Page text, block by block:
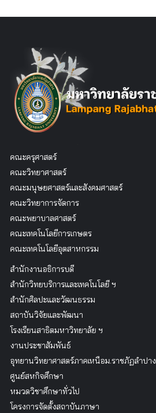
คณะครุศาสตร์
คณะวิทยาศาสตร์
คณะมนุษยศาสตร์และสังคมศาสตร์
คณะวิทยาการจัดการ
คณะพยาบาลศาสตร์
คณะเทคโนโลยีการเกษตร
คณะเทคโนโลยีอุตสาหกรรม
สำนักงานอธิการบดี
สำนักวิทยบริการและเทคโนโลยี ฯ
สำนักศิลปะและวัฒนธรรม
สถาบันวิจัยและพัฒนา
โรงเรียนสาธิตมหาวิทยาลัย ฯ
งานประชาสัมพันธ์
อุทยานวิทยาศาสตร์ภาคเหนือม.ราชภัฏลำปาง
ศูนย์สหกิจศึกษา
หมวดวิชาศึกษาทั่วไป
โครงการจัดตั้งสถาบันภาษา